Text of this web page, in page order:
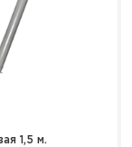
1,5 м.